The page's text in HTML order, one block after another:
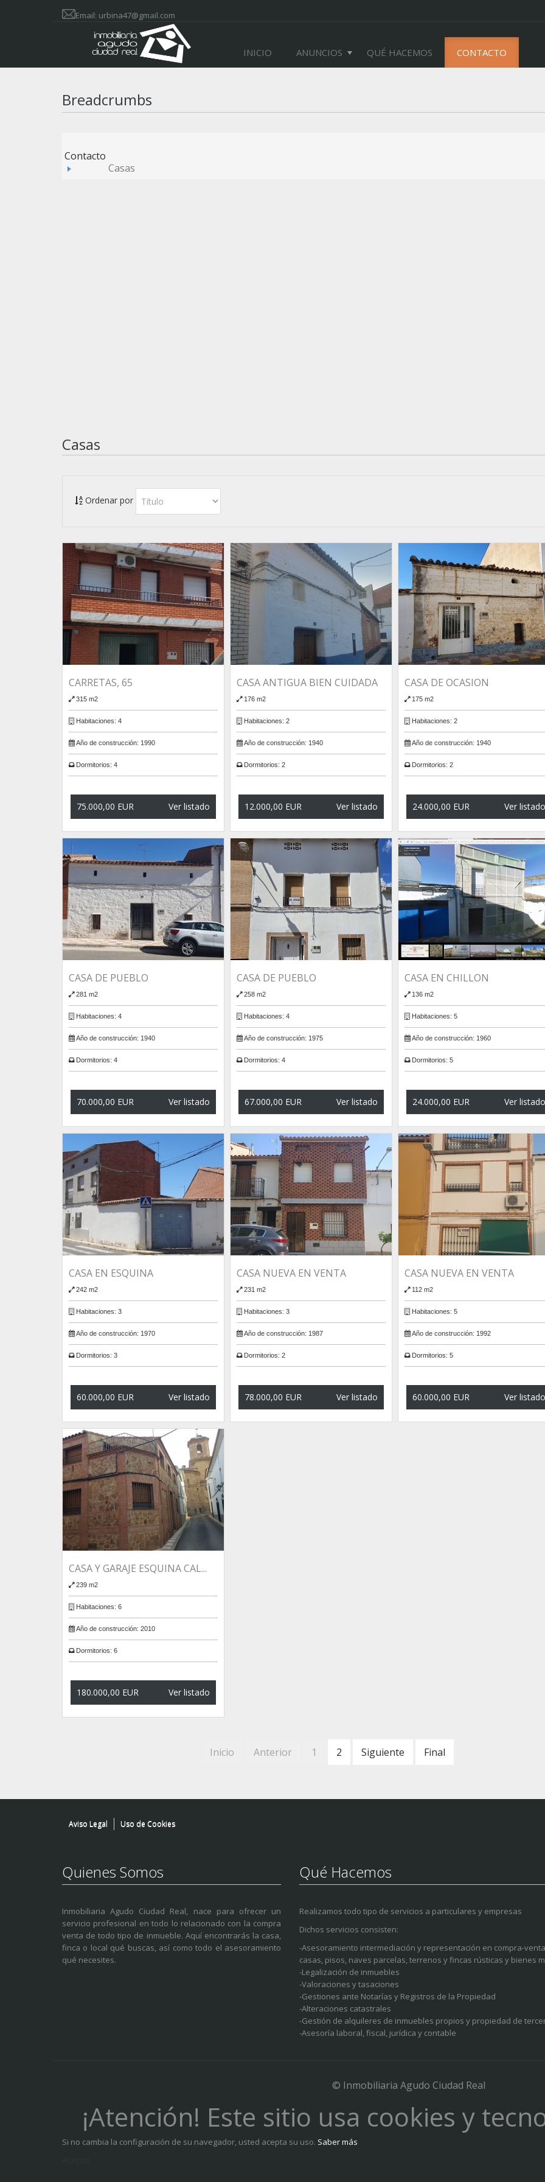
Email: urbina47@gmail.com
INICIO ANUNCIOS QUÉ HACEMOS CONTACTO
Breadcrumbs
Contacto
Casas
Casas
Ordenar por
CARRETAS, 65
315 m2
Habitaciones: 4
Año de construcción: 1990
Dormitorios: 4
75.000,00 EUR Ver listado
CASA ANTIGUA BIEN CUIDADA
176 m2
Habitaciones: 2
Año de construcción: 1940
Dormitorios: 2
12.000,00 EUR Ver listado
CASA DE OCASION
175 m2
Habitaciones: 2
Año de construcción: 1940
Dormitorios: 2
24.000,00 EUR Ver listado
CASA DE PUEBLO
281 m2
Habitaciones: 4
Año de construcción: 1940
Dormitorios: 4
70.000,00 EUR Ver listado
CASA DE PUEBLO
258 m2
Habitaciones: 4
Año de construcción: 1975
Dormitorios: 4
67.000,00 EUR Ver listado
CASA EN CHILLON
136 m2
Habitaciones: 5
Año de construcción: 1960
Dormitorios: 5
24.000,00 EUR Ver listado
CASA EN ESQUINA
242 m2
Habitaciones: 3
Año de construcción: 1970
Dormitorios: 3
60.000,00 EUR Ver listado
CASA NUEVA EN VENTA
231 m2
Habitaciones: 3
Año de construcción: 1987
Dormitorios: 2
78.000,00 EUR Ver listado
CASA NUEVA EN VENTA
112 m2
Habitaciones: 5
Año de construcción: 1992
Dormitorios: 5
60.000,00 EUR Ver listado
CASA Y GARAJE ESQUINA CAL...
239 m2
Habitaciones: 6
Año de construcción: 2010
Dormitorios: 6
180.000,00 EUR Ver listado
Inicio Anterior 1 2 Siguiente Final
Aviso Legal Uso de Cookies
Quienes Somos
Inmobiliaria Agudo Ciudad Real, nace para ofrecer un
servicio profesional en todo lo relacionado con la compra
venta de todo tipo de inmueble. Aquí encontrarás la casa,
finca o local qué buscas, así como todo el asesoramiento
qué necesites.
Qué Hacemos
Realizamos todo tipo de servicios a particulares y empresas
Dichos servicios consisten:
-Asesoramiento intermediación y representación en compra-
casas, pisos, naves parcelas, terrenos y fincas rústicas y bienes
-Legalización de inmuebles
-Valoraciones y tasaciones
-Gestiones ante Notarías y Registros de la Propiedad
-Alteraciones catastrales
-Gestión de alquileres de inmuebles propios y propiedad de
-Asesoría laboral, fiscal, jurídica y contable
© Inmobiliaria Agudo Ciudad Real
¡Atención! Este sitio usa cookies y
Si no cambia la configuración de su navegador, usted acepta su uso. Saber más